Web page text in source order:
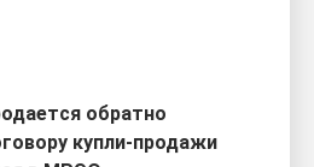
обратно
купли-продажи